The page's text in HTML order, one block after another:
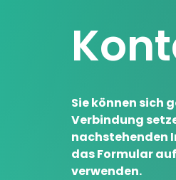
Sie können sich
Verbindung
nachstehenden
das Formular
verwenden.